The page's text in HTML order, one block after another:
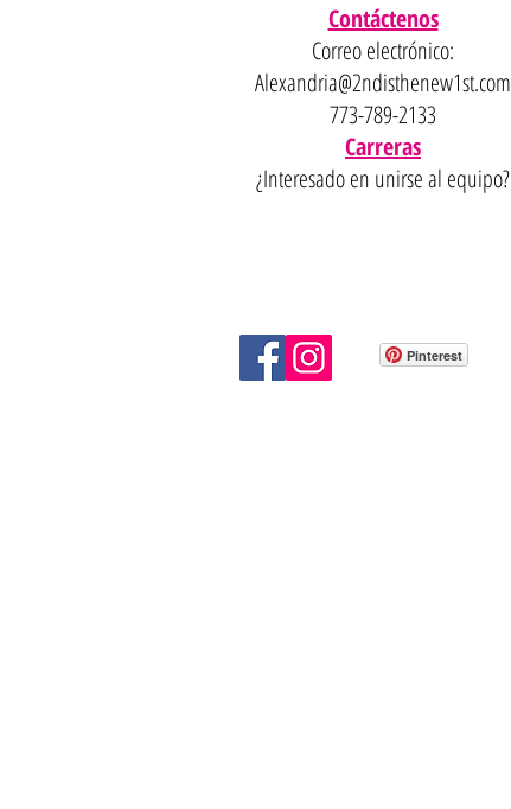
Contáctenos
Correo electrónico:
Alexandria@2ndisthenew1st.com
773-789-2133
Carreras
¿Interesado en unirse al equipo?
Pinterest